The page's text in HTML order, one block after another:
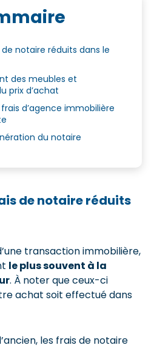
de notaire réduits dans le
des meubles et
prix d’achat
d’agence immobilière
du notaire
de notaire réduits
transaction immobilière,
le plus souvent à la
. À noter que ceux-ci
achat soit effectué dans
les frais de notaire